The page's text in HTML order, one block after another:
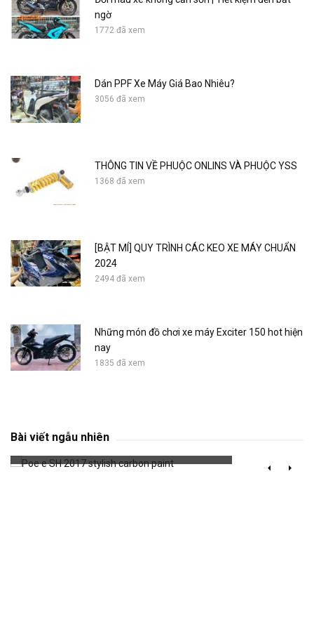
ngờ
1772 đã xem
Dán PPF Xe Máy Giá Bao Nhiêu?
3056 đã xem
THÔNG TIN VỀ PHUỘC ONLINS VÀ PHUỘC YSS
1368 đã xem
[BẬT MÍ] QUY TRÌNH CÁC KEO XE MÁY CHUẨN
2024
2494 đã xem
Những món đồ chơi xe máy Exciter 150 hot hiện
nay
1835 đã xem
Bài viết ngẫu nhiên
Poe e SH 2017 stylish carbon paint
690 đã xem